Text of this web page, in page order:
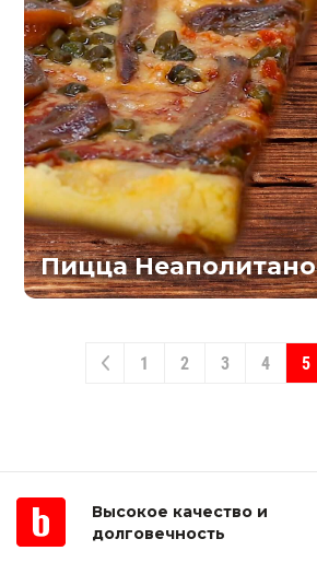
Пицца Неаполитано
1 2 3 4 5
Высокое качество и
долговечность